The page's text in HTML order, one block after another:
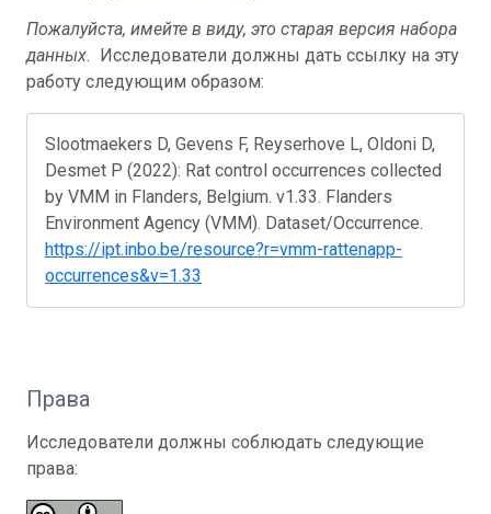
Пожалуйста, имейте в виду, это старая версия набора
данных. Исследователи должны дать ссылку на эту
работу следующим образом:
Slootmaekers D, Gevens F, Reyserhove L, Oldoni D,
Desmet P (2022): Rat control occurrences collected
by VMM in Flanders, Belgium. v1.33. Flanders
Environment Agency (VMM). Dataset/Occurrence.
https://ipt.inbo.be/resource?r=vmm-rattenapp-
occurrences&v=1.33
Права
Исследователи должны соблюдать следующие
права: